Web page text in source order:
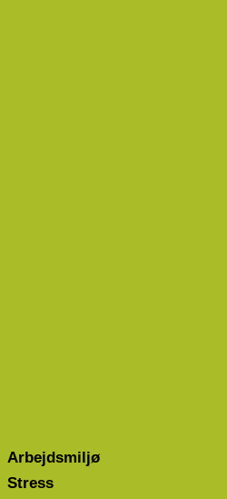
Arbejdsmiljø
Stress